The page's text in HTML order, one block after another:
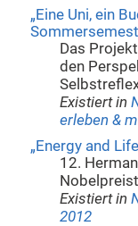
„Eine Uni, ein
Das
den
Existiert in
erleben &
„Energy and
12.
Existiert in
2012